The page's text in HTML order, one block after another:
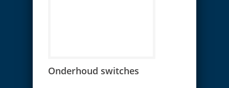
Onderhoud switches